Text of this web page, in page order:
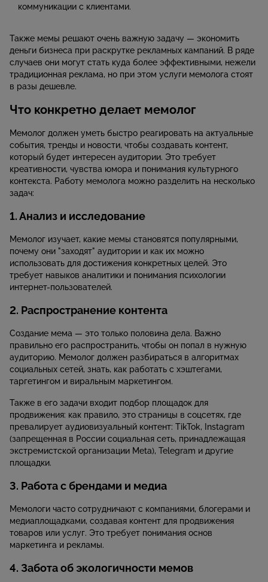
коммуникации с клиентами.
Также мемы решают очень важную задачу — экономить
деньги бизнеса при раскрутке рекламных кампаний. В ряде
случаев они могут стать куда более эффективными, нежели
традиционная реклама, но при этом услуги мемолога стоят
в разы дешевле.
Что конкретно делает мемолог
Мемолог должен уметь быстро реагировать на актуальные
события, тренды и новости, чтобы создавать контент,
который будет интересен аудитории. Это требует
креативности, чувства юмора и понимания культурного
контекста. Работу мемолога можно разделить на несколько
задач:
1. Анализ и исследование
Мемолог изучает, какие мемы становятся популярными,
почему они "заходят" аудитории и как их можно
использовать для достижения конкретных целей. Это
требует навыков аналитики и понимания психологии
интернет-пользователей.
2. Распространение контента
Создание мема — это только половина дела. Важно
правильно его распространить, чтобы он попал в нужную
аудиторию. Мемолог должен разбираться в алгоритмах
социальных сетей, знать, как работать с хэштегами,
таргетингом и виральным маркетингом.
Также в его задачи входит подбор площадок для
продвижения: как правило, это страницы в соцсетях, где
превалирует аудиовизуальный контент: TikTok, Instagram
(запрещенная в России социальная сеть, принадлежащая
экстремистской организации Meta), Telegram и другие
площадки.
3. Работа с брендами и медиа
Мемологи часто сотрудничают с компаниями, блогерами и
медиаплощадками, создавая контент для продвижения
товаров или услуг. Это требует понимания основ
маркетинга и рекламы.
4. Забота об экологичности мемов